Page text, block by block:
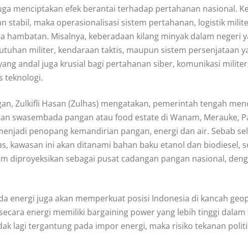
menciptakan efek berantai terhadap pertahanan nasional.
stabil, maka operasionalisasi sistem pertahanan, logistik
hambatan. Misalnya, keberadaan kilang minyak dalam negeri
militer, kendaraan taktis, maupun sistem persenjataan
andal juga krusial bagi pertahanan siber, komunikasi
teknologi.
Zulkifli Hasan (Zulhas) mengatakan, pemerintah tengah
swasembada pangan atau food estate di Wanam, Merauke,
penopang kemandirian pangan, energi dan air. Sebab
kawasan ini akan ditanami bahan baku etanol dan biodiesel,
diproyeksikan sebagai pusat cadangan pangan nasional,
energi juga akan memperkuat posisi Indonesia di kancah
energi memiliki bargaining power yang lebih tinggi dalam
lagi tergantung pada impor energi, maka risiko tekanan